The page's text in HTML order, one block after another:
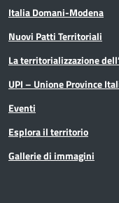
Italia Domani-Modena
Nuovi Patti Territoriali
La territorializzazione
UPI – Unione Province
Eventi
Esplora il territorio
Gallerie di immagini